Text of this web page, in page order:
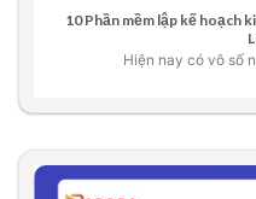
10 Phần mềm lập kế hoạch
Hiện nay có vô số